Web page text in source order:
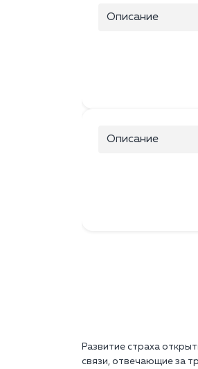
Описание
Описание
Развитие страха
связи, отвечающие за